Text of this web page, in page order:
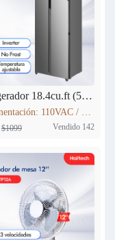
Refrigerador 18.4cu.ft (521L) Inverter HRF-AM69
1. Alimentación: 110VAC / 60Hz 2. Sistema Libre de Escarcha (No Frost) 3. Tecnología inverter 4. Refrigerante Ecológico (R600a) 5. Flujo de Aire Tridimensional Indirecto (360°) con Temperatura Estable 6. Luz LED Interior de Bajo Consumo
$1099 Vendido 142